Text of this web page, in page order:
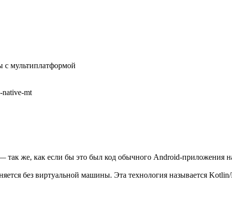
с мультиплатформой
native-mt
же, как если бы это был код обычного Android-приложения
без виртуальной машины. Эта технология называется